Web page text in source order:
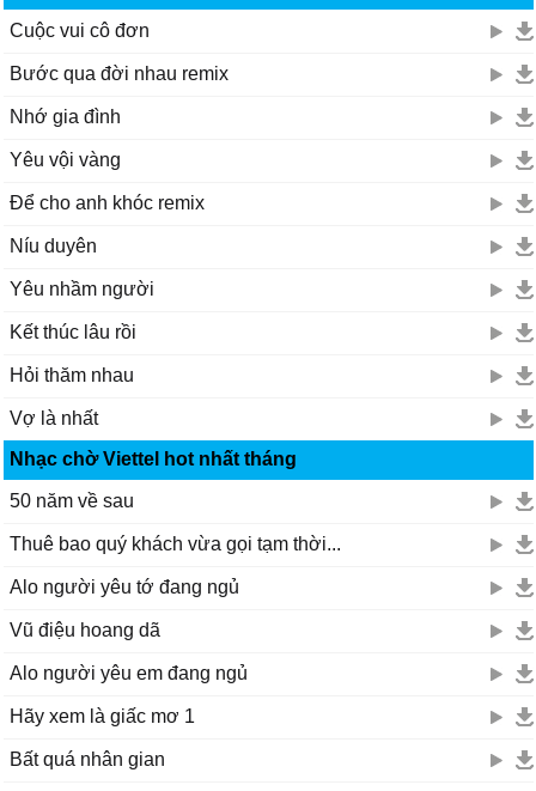
Cuộc vui cô đơn
Bước qua đời nhau remix
Nhớ gia đình
Yêu vội vàng
Để cho anh khóc remix
Níu duyên
Yêu nhầm người
Kết thúc lâu rồi
Hỏi thăm nhau
Vợ là nhất
Nhạc chờ Viettel hot nhất tháng
50 năm về sau
Thuê bao quý khách vừa gọi tạm thời...
Alo người yêu tớ đang ngủ
Vũ điệu hoang dã
Alo người yêu em đang ngủ
Hãy xem là giấc mơ 1
Bất quá nhân gian